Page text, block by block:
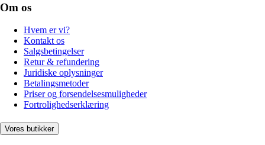
Om os
Hvem er vi?
Kontakt os
Salgsbetingelser
Retur & refundering
Juridiske oplysninger
Betalingsmetoder
Priser og forsendelsesmuligheder
Fortrolighedserklæring
Vores butikker